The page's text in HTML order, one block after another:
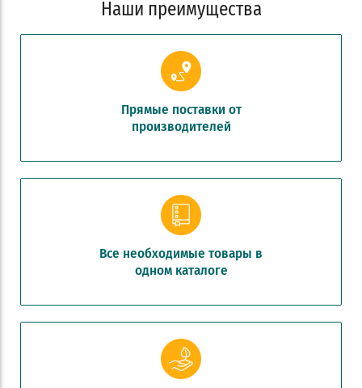
Наши преимущества
Прямые поставки от
производителей
Все необходимые товары в
одном каталоге